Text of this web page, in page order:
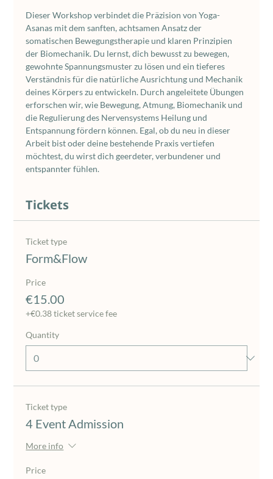
Dieser Workshop verbindet die Präzision von Yoga-
Asanas mit dem sanften, achtsamen Ansatz der
somatischen Bewegungstherapie und klaren Prinzipien
der Biomechanik. Du lernst, dich bewusst zu bewegen,
gewohnte Spannungsmuster zu lösen und ein tieferes
Verständnis für die natürliche Ausrichtung und Mechanik
deines Körpers zu entwickeln. Durch angeleitete Übungen
erforschen wir, wie Bewegung, Atmung, Biomechanik und
die Regulierung des Nervensystems Heilung und
Entspannung fördern können. Egal, ob du neu in dieser
Arbeit bist oder deine bestehende Praxis vertiefen
möchtest, du wirst dich geerdeter, verbundener und
entspannter fühlen.
Tickets
Ticket type
Form&Flow
Price
€15.00
+€0.38 ticket service fee
Quantity
Ticket type
4 Event Admission
More info
Price